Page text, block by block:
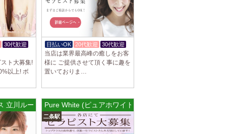
) 蒲田ルーム
等なく、記載通りにしっかりお給料をお支払
。 とても働きやすいお店作りを心がけてお
]
寿ルーム
を撲滅するために女店長または在籍セラピス
]
30代歓迎
ト大募集!
以上! ボ
日払いOK 20代歓迎 30代歓迎
当店は業界最高峰の癒しをお客
様に ご提供させて頂く事に趣を
置いておりま…
立川ルーム Pure White (ピュアホワイト) 二条駅店
二条駅